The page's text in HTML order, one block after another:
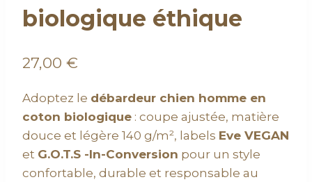
biologique éthique
27,00 €
Adoptez le débardeur chien homme en
coton biologique : coupe ajustée, matière
douce et légère 140 g/m², labels Eve VEGAN
et G.O.T.S -In-Conversion pour un style
confortable, durable et responsable au